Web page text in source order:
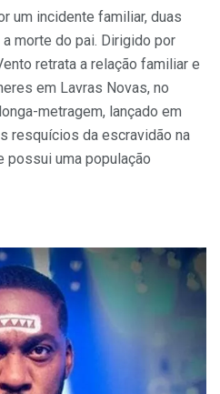
um incidente familiar, duas
morte do pai. Dirigido por
retrata a relação familiar e
em Lavras Novas, no
metragem, lançado em
resquícios da escravidão na
possui uma população